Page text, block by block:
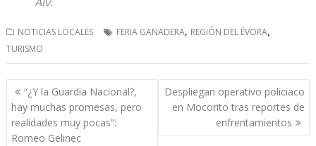
NOTICIAS LOCALES FERIA GANADERA, REGIÓN DEL ÉVORA,
TURISMO
Navegación
de
entradas
“¿Y la Guardia Nacional?,
hay muchas promesas, pero
realidades muy pocas”:
Romeo Gelinec
Despliegan operativo policiaco
en Mocorito tras reportes de
enfrentamientos